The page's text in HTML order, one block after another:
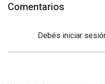
Comentarios
Debés iniciar